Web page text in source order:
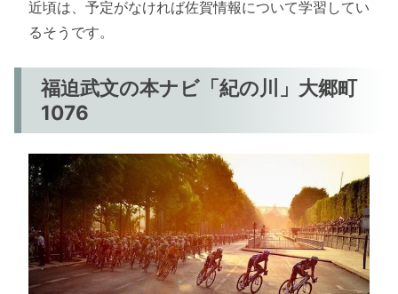
近頃は、予定がなければ佐賀情報について学習してい
るそうです。
福迫武文の本ナビ「紀の川」大郷町
1076